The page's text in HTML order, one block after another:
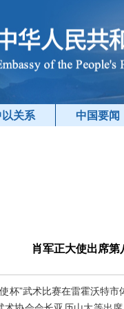
关系 中国要闻
肖军正大使出席
杯”武术比赛在雷霍沃特